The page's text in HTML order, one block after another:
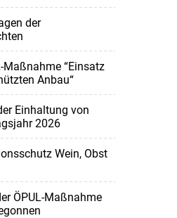
der
“Einsatz
Anbau“
Einhaltung von
2026
Wein, Obst
ÖPUL-Maßnahme